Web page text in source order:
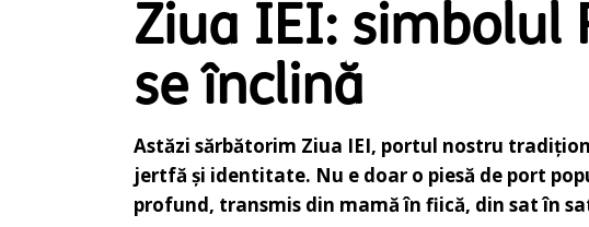
Ziua IEI: simbolul
se înclină
Astăzi sărbătorim Ziua IEI, portul nostru
jertfă și identitate. Nu e doar o piesă de port
profund, transmis din mamă în fiică, din sat în